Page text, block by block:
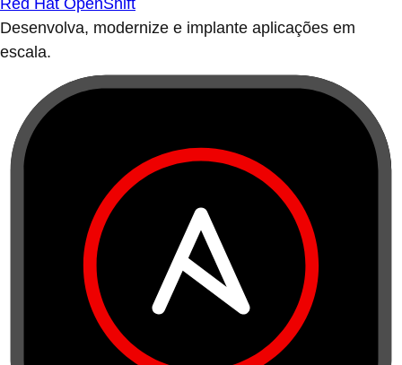
Red Hat OpenShift
Desenvolva, modernize e implante aplicações em
escala.